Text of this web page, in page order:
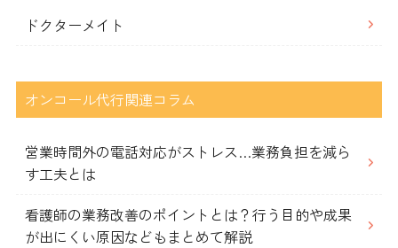
ドクターメイト
オンコール代行関連コラム
営業時間外の電話対応がストレス…業務負担を減ら
す工夫とは
看護師の業務改善のポイントとは？行う目的や成果
が出にくい原因などもまとめて解説